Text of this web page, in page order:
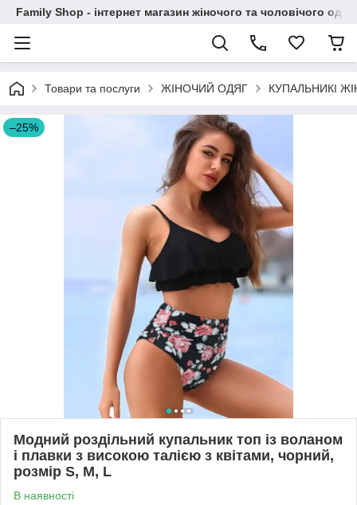
Family Shop - інтернет магазин жіночого та чоловічого
Товари та послуги ЖІНОЧИЙ ОДЯГ КУПАЛЬНИКІ
–25%
Модний роздільний купальник топ із воланом
і плавки з високою талією з квітами, чорний,
розмір S, M, L
В наявності